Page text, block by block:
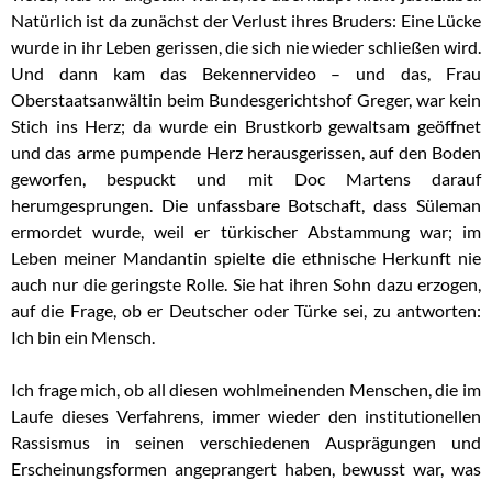
Natürlich ist da zunächst der Verlust ihres Bruders: Eine Lücke
wurde in ihr Leben gerissen, die sich nie wieder schließen wird.
Und dann kam das Bekennervideo – und das, Frau
Oberstaatsanwältin beim Bundesgerichtshof Greger, war kein
Stich ins Herz; da wurde ein Brustkorb gewaltsam geöffnet
und das arme pumpende Herz herausgerissen, auf den Boden
geworfen, bespuckt und mit Doc Martens darauf
herumgesprungen. Die unfassbare Botschaft, dass Süleman
ermordet wurde, weil er türkischer Abstammung war; im
Leben meiner Mandantin spielte die ethnische Herkunft nie
auch nur die geringste Rolle. Sie hat ihren Sohn dazu erzogen,
auf die Frage, ob er Deutscher oder Türke sei, zu antworten:
Ich bin ein Mensch.
Ich frage mich, ob all diesen wohlmeinenden Menschen, die im
Laufe dieses Verfahrens, immer wieder den institutionellen
Rassismus in seinen verschiedenen Ausprägungen und
Erscheinungsformen angeprangert haben, bewusst war, was